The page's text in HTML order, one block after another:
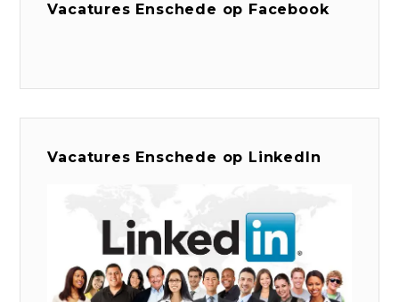
Vacatures Enschede op Facebook
Vacatures Enschede op LinkedIn